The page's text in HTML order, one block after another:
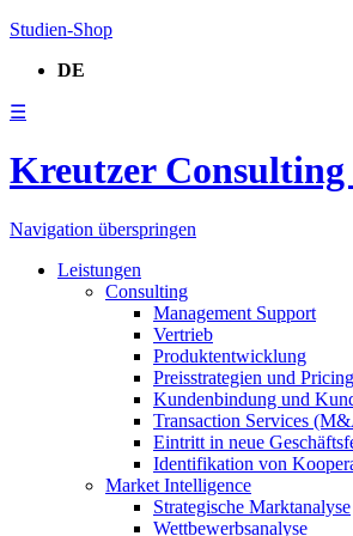
Studien-Shop
DE
☰
Kreutzer Consulting
Navigation überspringen
Leistungen
Consulting
Management Support
Vertrieb
Produktentwicklung
Preisstrategien und Pricing
Kundenbindung und
Transaction Services
Eintritt in neue
Identifikation von
Market Intelligence
Strategische Marktanalyse
Wettbewerbsanalyse